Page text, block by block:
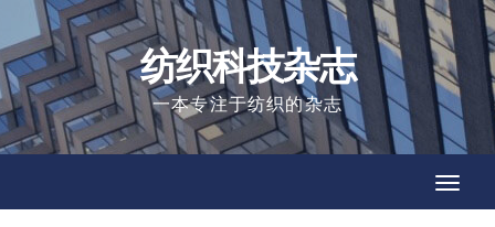
to
content
纺织科技杂志
一本专注于纺织的杂志